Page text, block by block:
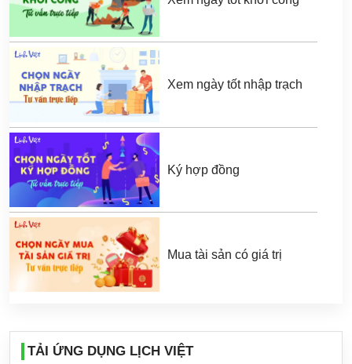
Xem ngày tốt nhập trạch
Ký hợp đồng
Mua tài sản có giá trị
TẢI ỨNG DỤNG LỊCH VIỆT